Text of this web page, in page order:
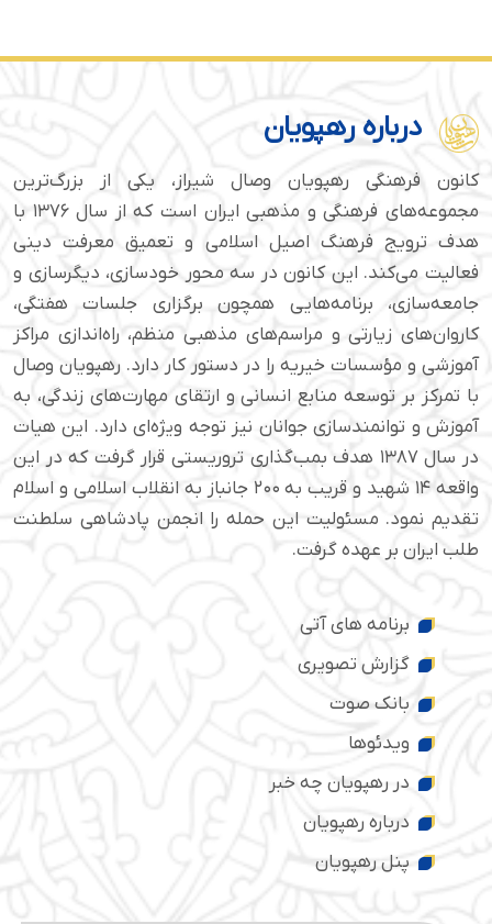
درباره رهپویان
کانون فرهنگی رهپویان وصال شیراز، یکی از بزرگ‌ترین
مجموعه‌های فرهنگی و مذهبی ایران است که از سال ۱۳۷۶ با
هدف ترویج فرهنگ اصیل اسلامی و تعمیق معرفت دینی
فعالیت می‌کند. این کانون در سه محور خودسازی، دیگرسازی و
جامعه‌سازی، برنامه‌هایی همچون برگزاری جلسات هفتگی،
کاروان‌های زیارتی و مراسم‌های مذهبی منظم، راه‌اندازی مراکز
آموزشی و مؤسسات خیریه را در دستور کار دارد. رهپویان وصال
با تمرکز بر توسعه منابع انسانی و ارتقای مهارت‌های زندگی، به
آموزش و توانمندسازی جوانان نیز توجه ویژه‌ای دارد. این هیات
در سال ۱۳۸۷ هدف بمب‌گذاری تروریستی قرار گرفت که در این
واقعه ۱۴ شهید و قریب به ۲۰۰ جانباز به انقلاب اسلامی و اسلام
تقدیم نمود. مسئولیت این حمله را انجمن پادشاهی سلطنت
طلب ایران بر عهده گرفت.
برنامه های آتی
گزارش تصویری
بانک صوت
ویدئوها
در رهپویان چه خبر
درباره رهپویان
پنل رهپویان